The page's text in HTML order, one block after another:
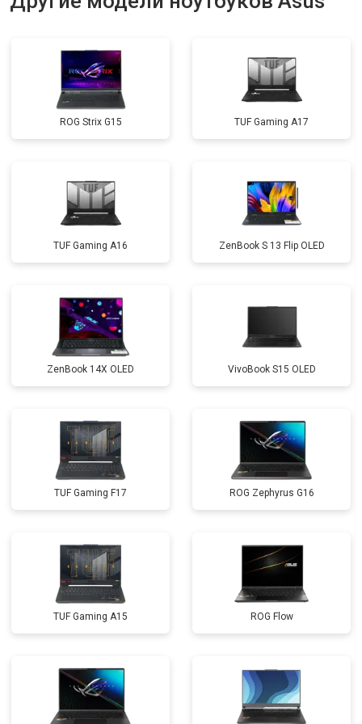
Замена Wi-Fi от 2200 ₽ Заказать
Ремонт цепи питания от 3500 ₽ Заказать
Замена USB порта от 2200 ₽ Заказать
Замена кулера от 2600 ₽ Заказать
Замена микрофона от 2600 ₽ Заказать
Замена оперативной памяти от 1100 ₽ Заказать
Замена северного моста
Ремонт петель от 3990 ₽ Заказать
ROG Strix G15 TUF Gaming A17
TUF Gaming A16 ZenBook S 13 Flip OLED
ZenBook 14X OLED VivoBook S15 OLED
TUF Gaming F17 ROG Zephyrus G16
TUF Gaming A15 ROG Flow